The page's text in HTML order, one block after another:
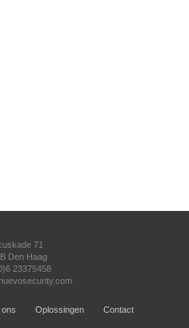
71
Den Haag
23375458
Oplossingen Contact